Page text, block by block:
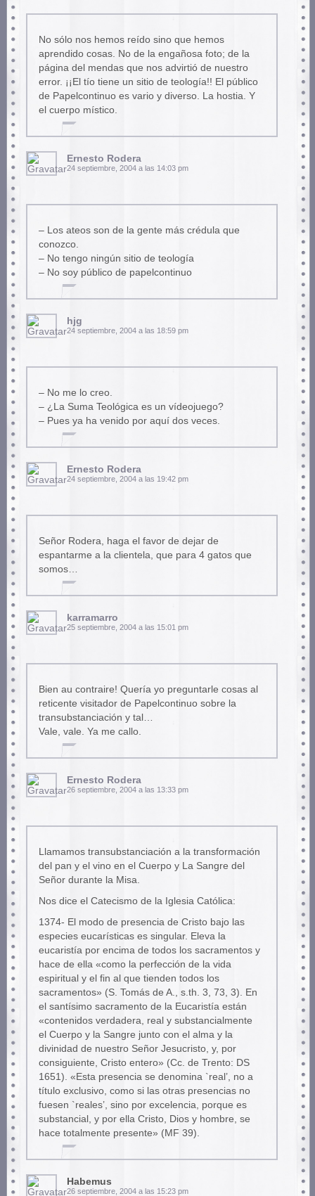
No sólo nos hemos reído sino que hemos
aprendido cosas. No de la engañosa foto; de la
página del mendas que nos advirtió de nuestro
error. ¡¡El tío tiene un sitio de teología!! El público
de Papelcontinuo es vario y diverso. La hostia. Y
el cuerpo místico.
Ernesto Rodera
24 septiembre, 2004 a las 14:03 pm
– Los ateos son de la gente más crédula que
conozco.
– No tengo ningún sitio de teología
– No soy público de papelcontinuo
hjg
24 septiembre, 2004 a las 18:59 pm
– No me lo creo.
– ¿La Suma Teológica es un vídeojuego?
– Pues ya ha venido por aquí dos veces.
Ernesto Rodera
24 septiembre, 2004 a las 19:42 pm
Señor Rodera, haga el favor de dejar de
espantarme a la clientela, que para 4 gatos que
somos…
karramarro
25 septiembre, 2004 a las 15:01 pm
Bien au contraire! Quería yo preguntarle cosas al
reticente visitador de Papelcontinuo sobre la
transubstanciación y tal…
Vale, vale. Ya me callo.
Ernesto Rodera
26 septiembre, 2004 a las 13:33 pm
Llamamos transubstanciación a la transformación
del pan y el vino en el Cuerpo y La Sangre del
Señor durante la Misa.
Nos dice el Catecismo de la Iglesia Católica:
1374- El modo de presencia de Cristo bajo las
especies eucarísticas es singular. Eleva la
eucaristía por encima de todos los sacramentos y
hace de ella «como la perfección de la vida
espiritual y el fin al que tienden todos los
sacramentos» (S. Tomás de A., s.th. 3, 73, 3). En
el santísimo sacramento de la Eucaristía están
«contenidos verdadera, real y substancialmente
el Cuerpo y la Sangre junto con el alma y la
divinidad de nuestro Señor Jesucristo, y, por
consiguiente, Cristo entero» (Cc. de Trento: DS
1651). «Esta presencia se denomina `real’, no a
título exclusivo, como si las otras presencias no
fuesen `reales’, sino por excelencia, porque es
substancial, y por ella Cristo, Dios y hombre, se
hace totalmente presente» (MF 39).
Habemus
26 septiembre, 2004 a las 15:23 pm